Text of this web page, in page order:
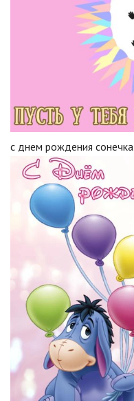
с днем рождения сонечка